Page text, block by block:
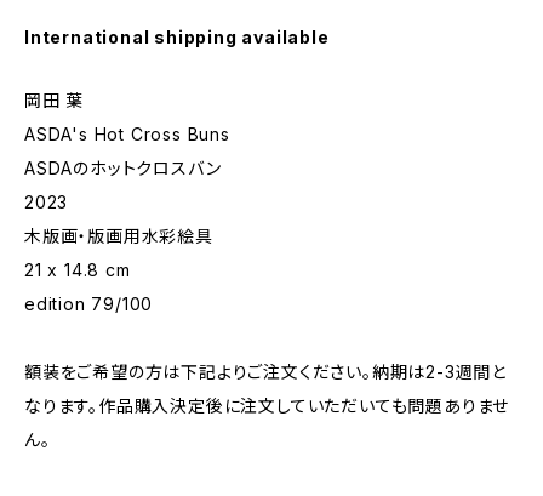
International shipping available
岡田 葉
ASDA's Hot Cross Buns
ASDAのホットクロスバン
2023
木版画・版画用水彩絵具
21 x 14.8 cm
edition 79/100
額装をご希望の方は下記よりご注文ください。納期は2-3週間と
なります。作品購入決定後に注文していただいても問題ありませ
ん。